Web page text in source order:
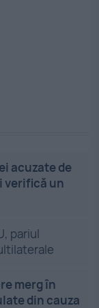
acuzate de
verifică un
pariul
merg în
din cauza